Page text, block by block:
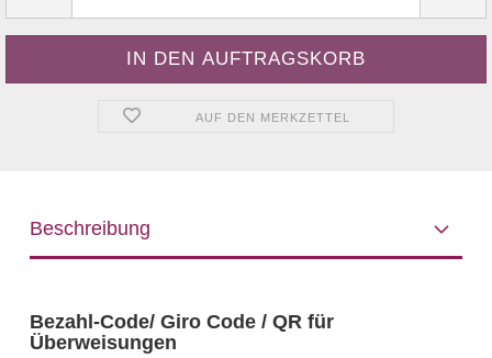
AUF DEN MERKZETTEL
Beschreibung
Bezahl-Code/ Giro Code / QR für
Überweisungen